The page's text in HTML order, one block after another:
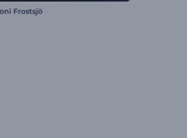
Frostsjö